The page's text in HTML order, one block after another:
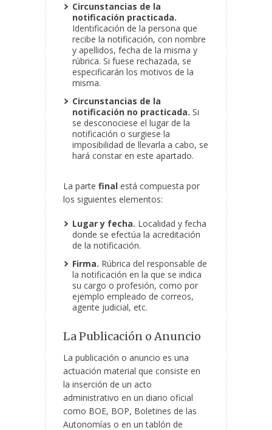
Circunstancias de la
notificación practicada.
Identificación de la persona que
recibe la notificación, con nombre
y apellidos, fecha de la misma y
rúbrica. Si fuese rechazada, se
especificarán los motivos de la
misma.
Circunstancias de la
notificación no practicada. Si
se desconociese el lugar de la
notificación o surgiese la
imposibilidad de llevarla a cabo, se
hará constar en este apartado.
La parte final está compuesta por
los siguientes elementos:
Lugar y fecha. Localidad y fecha
donde se efectúa la acreditación
de la notificación.
Firma. Rúbrica del responsable de
la notificación en la que se indica
su cargo o profesión, como por
ejemplo empleado de correos,
agente judicial, etc.
La Publicación o Anuncio
La publicación o anuncio es una
actuación material que consiste en
la inserción de un acto
administrativo en un diario oficial
como BOE, BOP, Boletines de las
Autonomías o en un tablón de